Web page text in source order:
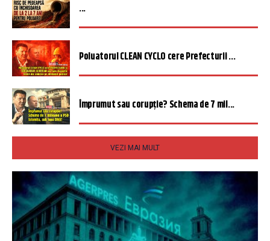
...
Poluatorul CLEAN CYCLO cere Prefecturii ...
Împrumut sau corupție? Schema de 7 mil...
VEZI MAI MULT